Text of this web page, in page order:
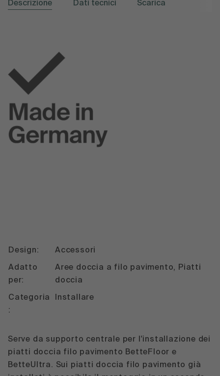
Descrizione Dati tecnici Scarica
Design: Accessori
Adatto
per:
Aree doccia a filo pavimento, Piatti
doccia
Categoria
:
Installare
Serve da supporto centrale per l'installazione dei
piatti doccia filo pavimento BetteFloor e
BetteUltra. Sui piatti doccia filo pavimento già